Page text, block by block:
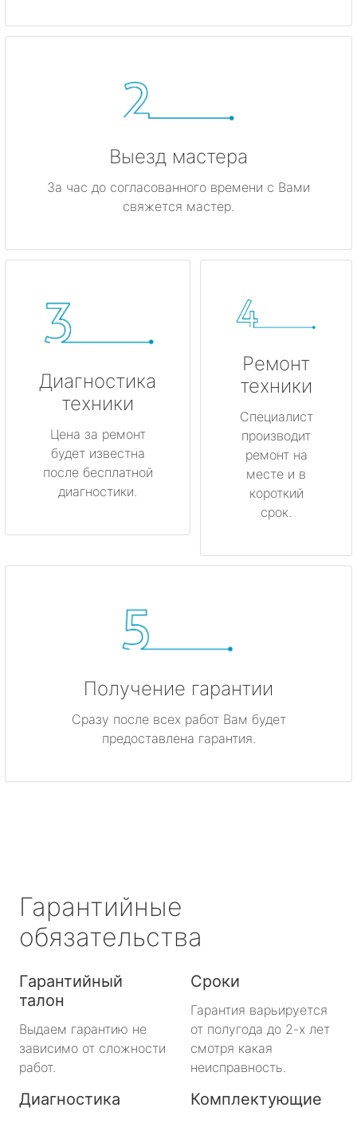
Выезд мастера
За час до согласованного времени с Вами
свяжется мастер.
Диагностика
техники
Цена за ремонт
будет известна
после бесплатной
диагностики.
Ремонт
техники
Специалист
производит
ремонт на
месте и в
короткий
срок.
Получение гарантии
Сразу после всех работ Вам будет
предоставлена гарантия.
Гарантийные
обязательства
Гарантийный
талон
Выдаем гарантию не
зависимо от сложности
работ.
Сроки
Гарантия варьируется
от полугода до 2-х лет
смотря какая
неисправность.
Диагностика Комплектующие